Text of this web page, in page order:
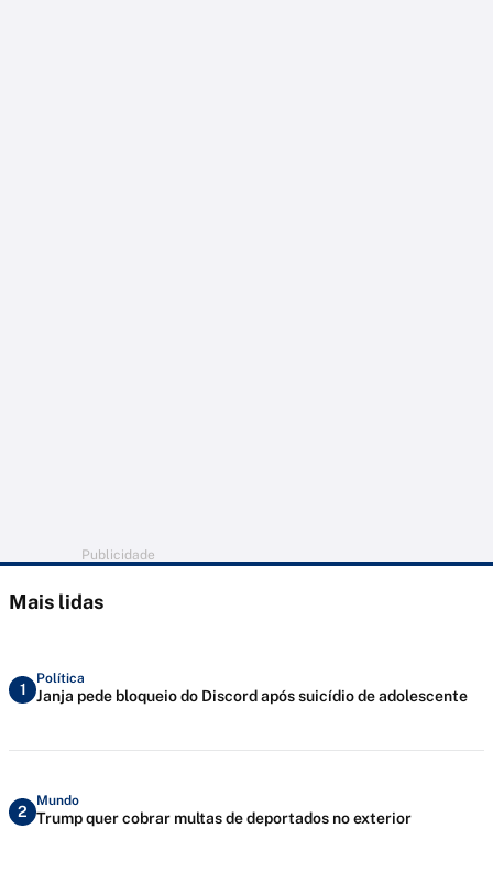
Publicidade
Mais lidas
1
Política
Janja pede bloqueio do Discord após suicídio de adolescente
2
Mundo
Trump quer cobrar multas de deportados no exterior